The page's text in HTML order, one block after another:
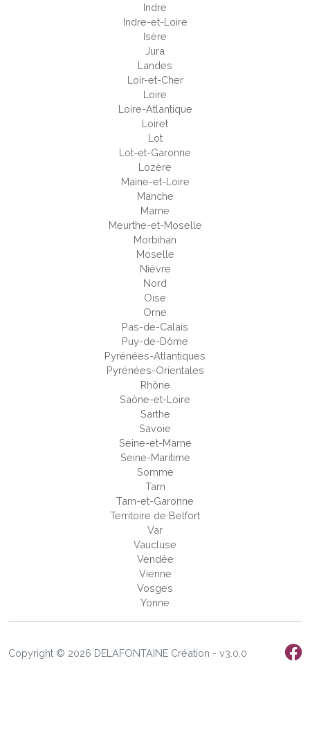
Indre
Indre-et-Loire
Isère
Jura
Landes
Loir-et-Cher
Loire
Loire-Atlantique
Loiret
Lot
Lot-et-Garonne
Lozère
Maine-et-Loire
Manche
Marne
Meurthe-et-Moselle
Morbihan
Moselle
Nièvre
Nord
Oise
Orne
Pas-de-Calais
Puy-de-Dôme
Pyrénées-Atlantiques
Pyrénées-Orientales
Rhône
Saône-et-Loire
Sarthe
Savoie
Seine-et-Marne
Seine-Maritime
Somme
Tarn
Tarn-et-Garonne
Territoire de Belfort
Var
Vaucluse
Vendée
Vienne
Vosges
Yonne
Copyright © 2026 DELAFONTAINE Création - v3.0.0